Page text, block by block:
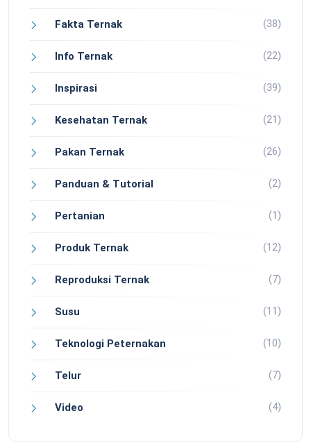
Fakta Ternak (38)
Info Ternak (22)
Inspirasi (39)
Kesehatan Ternak (21)
Pakan Ternak (26)
Panduan & Tutorial (2)
Pertanian (1)
Produk Ternak (12)
Reproduksi Ternak (7)
Susu (11)
Teknologi Peternakan (10)
Telur (7)
Video (4)